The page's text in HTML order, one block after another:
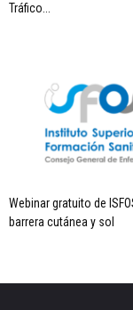
Tráfico...
Webinar gratuito de
barrera cutánea y sol